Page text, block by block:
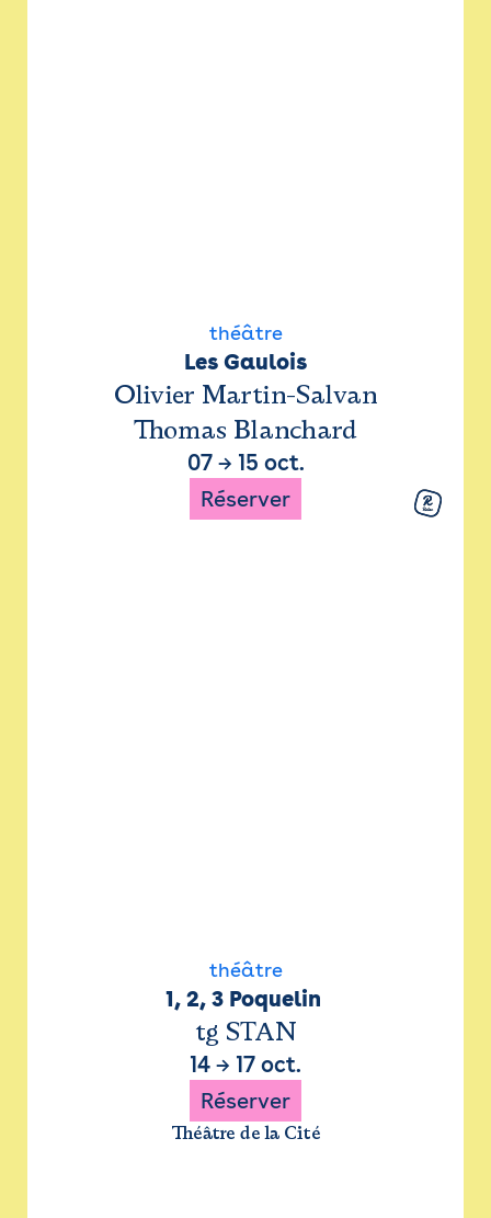
théâtre
Les Gaulois
Olivier Martin-Salvan
Thomas Blanchard
07→ 15 oct.
Réserver
théâtre
1, 2, 3 Poquelin
tg STAN
14 → 17 oct.
Réserver
Théâtre de la Cité